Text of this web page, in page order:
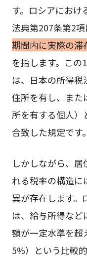
す。ロシアにおけ
法典第207条第2項
期間内に実際の滞
を指します。この
は、日本の所得
住所を有し、また
所を有する個人）
合致した規定です。
しかしながら、
れる税率の構造
異が存在します。
は、給与所得な
額が一定水準を超
5%）という比較